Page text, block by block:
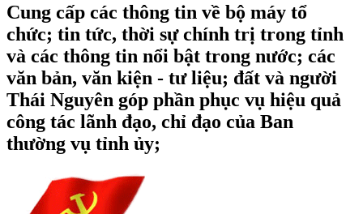
Cung cấp các thông tin về bộ máy tổ
chức; tin tức, thời sự chính trị trong tỉnh
và các thông tin nổi bật trong nước; các
văn bản, văn kiện - tư liệu; đất và người
Thái Nguyên góp phần phục vụ hiệu quả
công tác lãnh đạo, chỉ đạo của Ban
thường vụ tỉnh ủy;